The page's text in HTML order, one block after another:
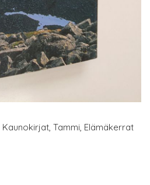
Kaunokirjat, Tammi, Elämäkerrat